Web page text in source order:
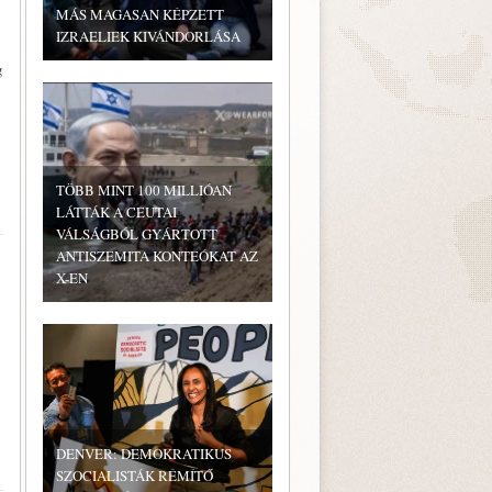
MÁS MAGASAN KÉPZETT
IZRAELIEK KIVÁNDORLÁSA
TÖBB MINT 100 MILLIÓAN
LÁTTÁK A CEUTAI
VÁLSÁGBÓL GYÁRTOTT
ANTISZEMITA KONTEÓKAT AZ
X-EN
DENVER: DEMOKRATIKUS
SZOCIALISTÁK RÉMÍTŐ